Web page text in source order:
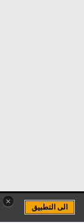
×
الى التطبيق